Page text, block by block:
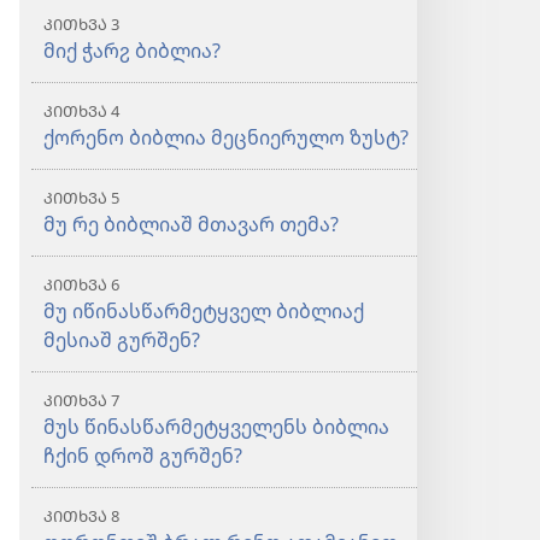
ᲙᲘᲗᲮᲕᲐ 3
მიქ ჭარჷ ბიბლია?
ᲙᲘᲗᲮᲕᲐ 4
ქორენო ბიბლია მეცნიერულო ზუსტ?
ᲙᲘᲗᲮᲕᲐ 5
მუ რე ბიბლიაშ მთავარ თემა?
ᲙᲘᲗᲮᲕᲐ 6
მუ იწინასწარმეტყველ ბიბლიაქ
მესიაშ გურშენ?
ᲙᲘᲗᲮᲕᲐ 7
მუს წინასწარმეტყველენს ბიბლია
ჩქინ დროშ გურშენ?
ᲙᲘᲗᲮᲕᲐ 8